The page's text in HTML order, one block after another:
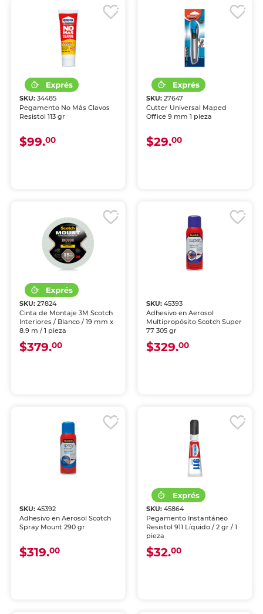
SKU:34485
Pegamento No Más Clavos
Resistol 113 gr
$99.00
SKU: 27647
Cutter Universal Maped
Office 9 mm 1 pieza
$29.00
SKU:27824
Cinta de Montaje 3M Scotch
Interiores / Blanco / 19 mm x
8.9 m / 1 pieza
$379.00
SKU: 45393
Adhesivo en Aerosol
Multipropósito Scotch Super
77 305 gr
$329.00
SKU:45392
Adhesivo en Aerosol Scotch
Spray Mount 290 gr
$319.00
SKU: 45864
Pegamento Instantáneo
Resistol 911 Líquido / 2 gr / 1
pieza
$32.00